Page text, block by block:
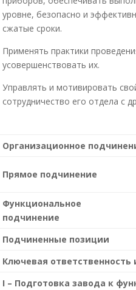
уровне, безопасно и
сжатые сроки.
Применять практики
усовершенствовать их.
Управлять и мотивировать
сотрудничество его отдела с
Организационное
Прямое подчинение
Функциональное
подчинение
Подчиненные позиции
Ключевая ответственность
I – Подготовка завода к